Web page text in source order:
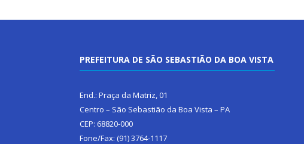
PREFEITURA DE SÃO SEBASTIÃO DA BOA VISTA
End.: Praça da Matriz, 01
Centro – São Sebastião da Boa Vista – PA
CEP: 68820-000
Fone/Fax: (91) 3764-1117